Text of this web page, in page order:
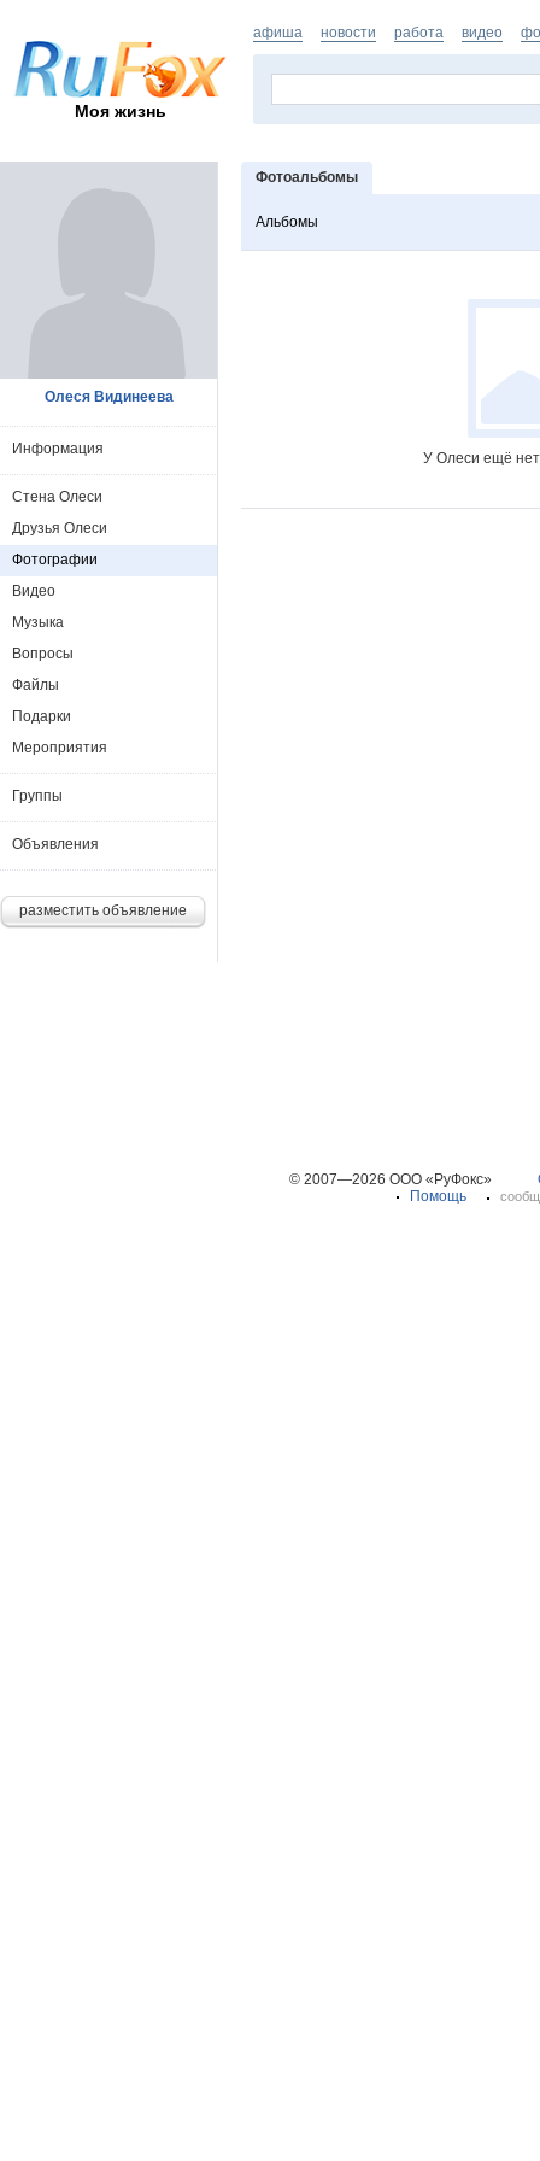
Моя жизнь
афиша новости работа видео
Фотоальбомы
Альбомы
У Олеси ещё
Олеся Видинеева
Информация
Стена Олеси
Друзья Олеси
Фотографии
Видео
Музыка
Вопросы
Файлы
Подарки
Мероприятия
Группы
Объявления
разместить объявление
© 2007—2026 ООО «РуФокс»
Помощь